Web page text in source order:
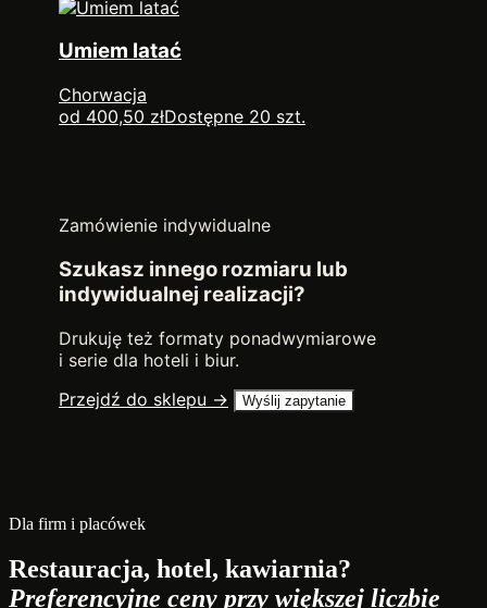
Umiem latać
Chorwacja
od 400,50 złDostępne 20 szt.
Zamówienie indywidualne
Szukasz innego rozmiaru lub
indywidualnej realizacji?
Drukuję też formaty ponadwymiarowe
i serie dla hoteli i biur.
Przejdź do sklepu →
Wyślij zapytanie
Dla firm i placówek
Restauracja, hotel, kawiarnia?
Preferencyjne ceny przy większej liczbie